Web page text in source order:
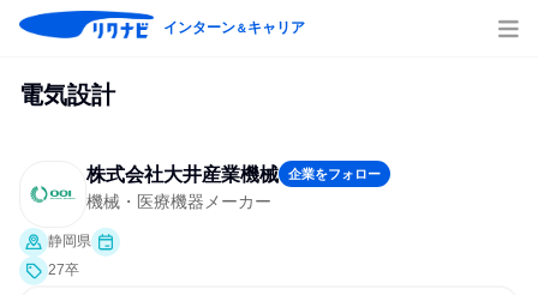
インターン＆キャリア
電気設計
株式会社大井産業機械 企業をフォロー
機械・医療機器メーカー
静岡県
27卒